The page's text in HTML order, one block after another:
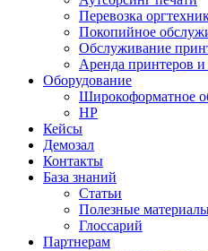
Перевозка
Покопийное
Обслуживание
Аренда принтеров
Оборудование
Широкоформатное
HP
Кейсы
Демозал
Контакты
База знаний
Статьи
Полезные
Глоссарий
Партнерам